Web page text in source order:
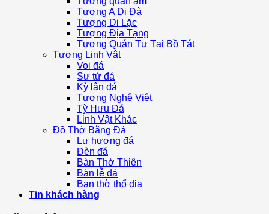
Tượng A Di Đà
Tượng Di Lặc
Tượng Địa Tạng
Tượng Quán Tự Tại Bồ Tát
Tượng Linh Vật
Voi đá
Sư tử đá
Kỳ lân đá
Tượng Nghê Việt
Tỳ Hưu Đá
Linh Vật Khác
Đồ Thờ Bằng Đá
Lư hương đá
Đèn đá
Bàn Thờ Thiên
Bàn lễ đá
Ban thờ thổ địa
Tin khách hàng